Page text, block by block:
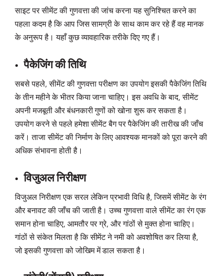
साइट पर सीमेंट की गुणवत्ता की जांच करना यह सुनिश्चित करने का
पहला कदम है कि आप जिस सामग्री के साथ काम कर रहे हैं वह मानक
के अनुरूप है। यहाँ कुछ व्यावहारिक तरीके दिए गए हैं।
पैकेजिंग की तिथि
सबसे पहले, सीमेंट की गुणवत्ता परीक्षण का उपयोग इसकी पैकेजिंग तिथि
के तीन महीने के भीतर किया जाना चाहिए। इस अवधि के बाद, सीमेंट
अपनी मजबूती और बंधनकारी गुणों को खोना शुरू कर सकता है।
उपयोग करने से पहले हमेशा सीमेंट बैग पर पैकेजिंग की तारीख की जाँच
करें। ताजा सीमेंट की निर्माण के लिए आवश्यक मानकों को पूरा करने की
अधिक संभावना होती है।
विजुअल निरीक्षण
विजुअल निरीक्षण एक सरल लेकिन प्रभावी विधि है, जिसमें सीमेंट के रंग
और बनावट की जाँच की जाती है। उच्च गुणवत्ता वाले सीमेंट का रंग एक
समान होना चाहिए, आमतौर पर ग्रे, और गांठों से मुक्त होना चाहिए।
गांठों से संकेत मिलता है कि सीमेंट ने नमी को अवशोषित कर लिया है,
जो इसकी गुणवत्ता को जोखिम में डाल सकता है।